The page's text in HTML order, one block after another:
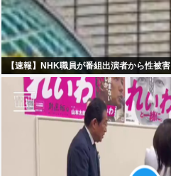
【速報】NHK職員が番組出演者から性被害